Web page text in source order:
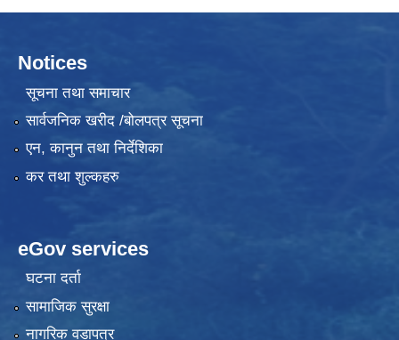
Notices
सूचना तथा समाचार
सार्वजनिक खरीद /बोलपत्र सूचना
एन, कानुन तथा निर्देशिका
कर तथा शुल्कहरु
eGov services
घटना दर्ता
सामाजिक सुरक्षा
नागरिक वडापत्र